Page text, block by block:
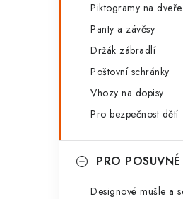
Piktogramy na dveře
Panty a závěsy
Držák zábradlí
Poštovní schránky
Vhozy na dopisy
Pro bezpečnost dětí
PRO POSUVNÉ
Designové mušle a